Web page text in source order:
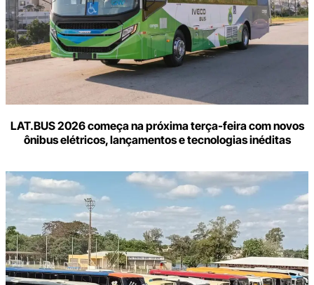
LAT.BUS 2026 começa na próxima terça-feira com novos
ônibus elétricos, lançamentos e tecnologias inéditas